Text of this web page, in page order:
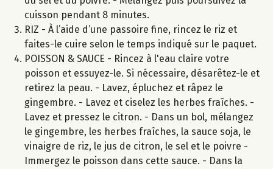
cuisson pendant 8 minutes.
RIZ - À l’aide d’une passoire fine, rincez le riz et
faites-le cuire selon le temps indiqué sur le paquet.
POISSON & SAUCE - Rincez à l'eau claire votre
poisson et essuyez-le. Si nécessaire, désarêtez-le et
retirez la peau. - Lavez, épluchez et râpez le
gingembre. - Lavez et ciselez les herbes fraîches. -
Lavez et pressez le citron. - Dans un bol, mélangez
le gingembre, les herbes fraîches, la sauce soja, le
vinaigre de riz, le jus de citron, le sel et le poivre -
Immergez le poisson dans cette sauce. - Dans la